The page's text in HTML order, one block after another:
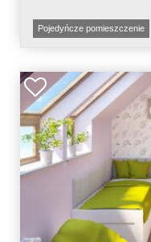
Pojedyńcze pomieszczenie